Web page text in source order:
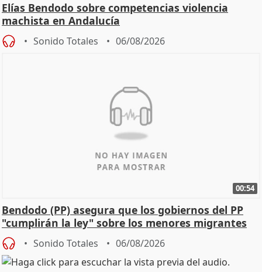
Elías Bendodo sobre competencias violencia
machista en Andalucía
Sonido Totales 06/08/2026
00:54
Bendodo (PP) asegura que los gobiernos del PP
"cumplirán la ley" sobre los menores migrantes
Sonido Totales 06/08/2026